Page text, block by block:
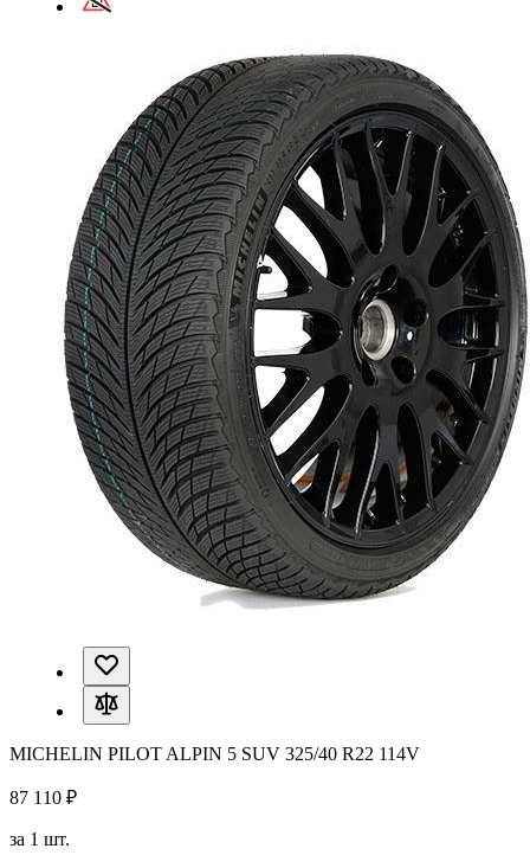
MICHELIN PILOT ALPIN 5 SUV 325/40 R22 114V
87 110 ₽
за 1 шт.